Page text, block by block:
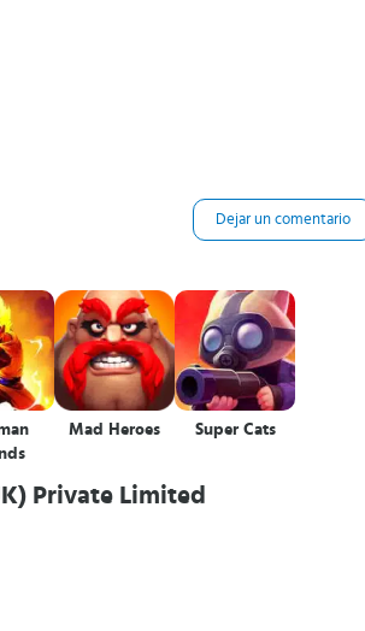
Dejar un comentario
Mad Heroes Super Cats
Private Limited